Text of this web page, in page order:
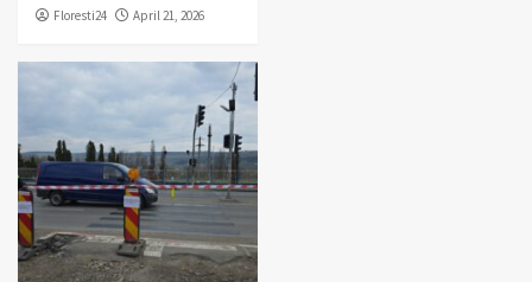
Floresti24 April 21, 2026